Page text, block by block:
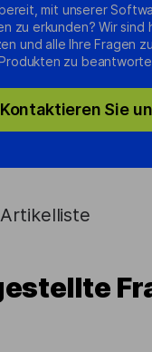
mit unserer
zu erkunden? Wir sind
und alle Ihre Fragen
zu
Kontaktieren Sie